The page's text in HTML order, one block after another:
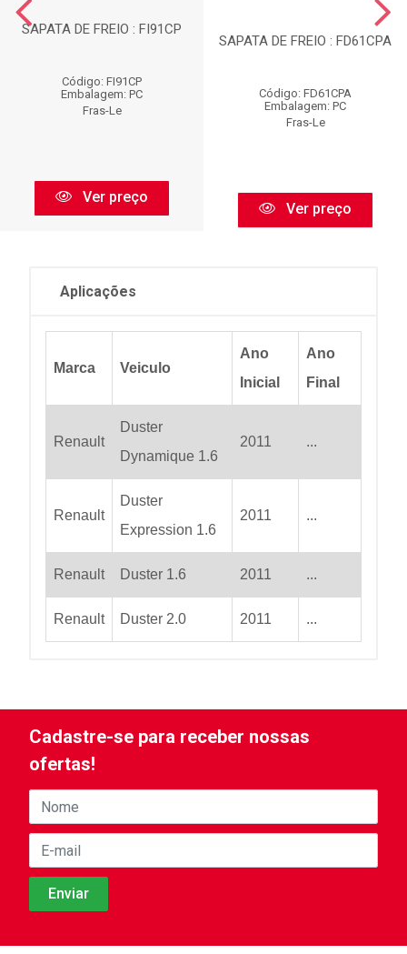
SAPATA DE FREIO : FI91CP
Código: FI91CP
Embalagem: PC
Fras-Le
Ver preço
SAPATA DE FREIO : FD61CPA
Código: FD61CPA
Embalagem: PC
Fras-Le
Ver preço
Aplicações
Marca Veiculo
Ano
Inicial
Ano
Final
Renault
Duster
Dynamique 1.6
2011 ...
Renault
Duster
Expression 1.6
2011 ...
Renault Duster 1.6 2011 ...
Renault Duster 2.0 2011 ...
Cadastre-se para receber nossas
ofertas!